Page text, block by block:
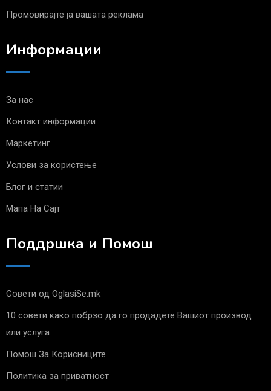
Промовирајте ја вашата реклама
Информации
За нас
Контакт информации
Маркетинг
Услови за користење
Блог и статии
Мапа На Сајт
Поддршка и Помош
Совети од OglasiSe.mk
10 совети како побрзо да го продадете Вашиот производ
или услуга
Помош За Корисниците
Политика за приватност